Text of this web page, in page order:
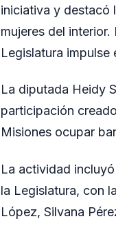
iniciativa y destacó
mujeres del
Legislatura
La diputada Heidy
participación
Misiones ocupar
La actividad
la Legislatura, con
López, Silvana